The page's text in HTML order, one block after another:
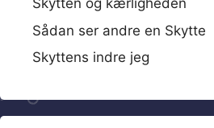
Skytten og kærligheden
Sådan ser andre en Skytte
Skyttens indre jeg